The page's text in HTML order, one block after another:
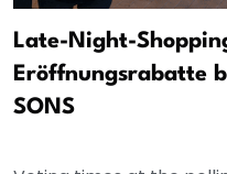
Late-Night-
Eröffnungsrabatte
SONS